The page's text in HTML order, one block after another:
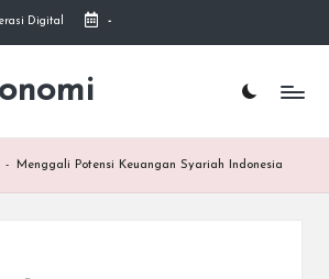
Digital -
- Menggali Potensi Keuangan Syariah Indonesia